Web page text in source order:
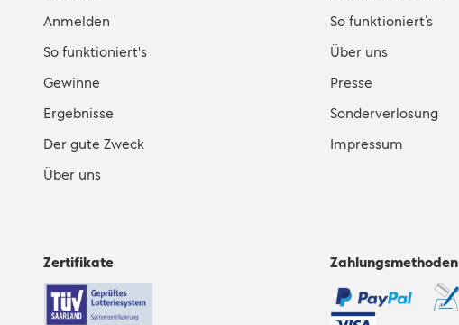
Anmelden
So funktioniert's
Gewinne
Ergebnisse
Der gute Zweck
Über uns
So funktioniert’s
Über uns
Presse
Sonderverlosung
Impressum
Zertifikate Zahlungsmethoden